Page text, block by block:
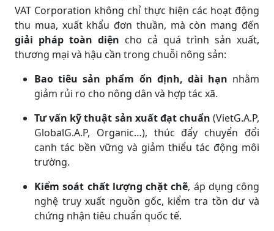
VAT Corporation không chỉ thực hiện các hoạt động
thu mua, xuất khẩu đơn thuần, mà còn mang đến
giải pháp toàn diện cho cả quá trình sản xuất,
thương mại và hậu cần trong chuỗi nông sản:
Bao tiêu sản phẩm ổn định, dài hạn nhằm
giảm rủi ro cho nông dân và hợp tác xã.
Tư vấn kỹ thuật sản xuất đạt chuẩn (VietG.A.P,
GlobalG.A.P, Organic…), thúc đẩy chuyển đổi
canh tác bền vững và giảm thiểu tác động môi
trường.
Kiểm soát chất lượng chặt chẽ, áp dụng công
nghệ truy xuất nguồn gốc, kiểm tra tồn dư và
chứng nhận tiêu chuẩn quốc tế.